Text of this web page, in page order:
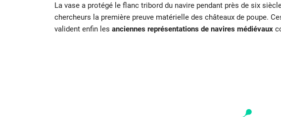
La vase a protégé le flanc tribord du navire pendant près de six
chercheurs la première preuve matérielle des châteaux de poupe.
valident enfin les anciennes représentations de navires médiévaux